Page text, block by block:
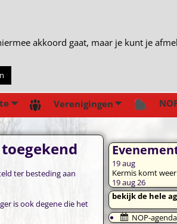
Verenigingen
ter besteding aan
is ook degene die het
19aug
Kermis komt
19 aug 26
bekijk de hele
NOP-agenda
akkoord gaat, maar je kunt je